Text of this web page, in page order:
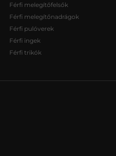
Férfi melegítőfelsők
Férfi melegítőnadrágok
Férfi pulóverek
Férfi ingek
Férfi trikók